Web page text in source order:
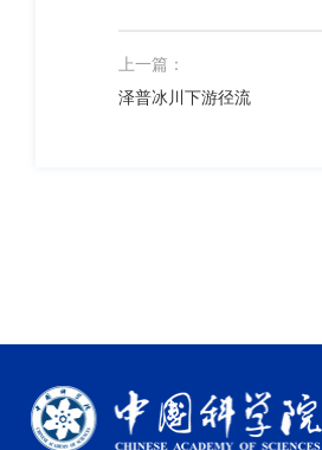
上一篇：
泽普冰川下游径流